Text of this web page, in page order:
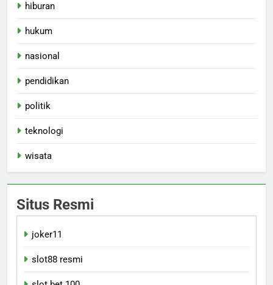
hiburan
hukum
nasional
pendidikan
politik
teknologi
wisata
Situs Resmi
joker11
slot88 resmi